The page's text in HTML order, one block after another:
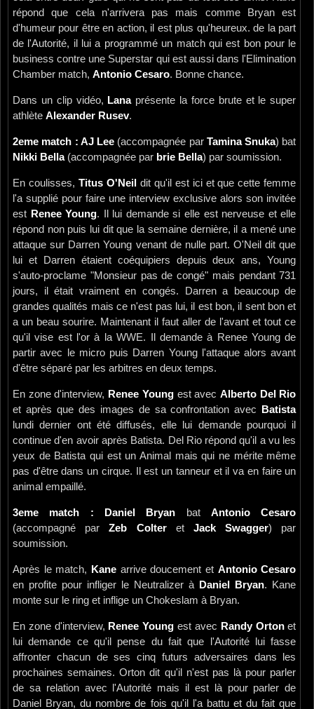
répond que cela n'arrivera pas mais comme Bryan est
d'humeur pour être en action, il est plus qu'heureux. de la part
de l'Autorité, il lui a programmé un match qui est bon pour le
business contre une Superstar qui est aussi dans l'Elimination
Chamber match, Antonio Cesaro. Bonne chance.
Dans un clip vidéo, Lanaprésente la force brute et le super
athlète Alexander Rusev.
2eme match : AJ Lee (accompagnée par Tamina Snuka) bat
Nikki Bella(accompagnée par brie Bella) par soumission.
En coulisses, Titus O'Neil dit qu'il est ici et que cette femme
l'a supplié pour faire une interview exclusive alors son invitée
est Renee Young. Il lui demande si elle est nerveuse et elle
répond non puis lui dit que la semaine dernière, il a mené une
attaque sur Darren Young venant de nulle part. O'Neil dit que
lui et Darren étaient coéquipiers depuis deux ans, Young
s'auto-proclame "Monsieur pas de congé" mais pendant 731
jours, il était vraiment en congés. Darren a beaucoup de
grandes qualités mais ce n'est pas lui, il est bon, il sent bon et
a un beau sourire. Maintenant il faut aller de l'avant et tout ce
qu'il vise est l'or à la WWE. Il demande à Renee Young de
partir avec le micro puis Darren Young l'attaque alors avant
d'être séparé par les arbitres en deux temps.
En zone d'interview, Renee Youngest avec Alberto Del Rio
et après que des images de sa confrontation avec
Batista
lundi dernier ont été diffusés, elle lui demande pourquoi il
continue d'en avoir après Batista. Del Rio répond qu'il a vu les
yeux de Batista qui est un Animal mais qui ne mérite même
pas d'être dans un cirque. Il est un tanneur et il va en faire un
animal empaillé.
3eme match : Daniel Bryan bat Antonio Cesaro
(accompagné parZeb Colteret Jack Swagger) par
soumission.
Après le match, Kane arrive doucement et Antonio Cesaro
en profite pour infliger le Neutralizer à
Daniel Bryan. Kane
monte sur le ring et inflige un Chokeslam à Bryan.
En zone d'interview, Renee Young est avec Randy Ortonet
lui demande ce qu'il pense du fait que l'Autorité lui fasse
affronter chacun de ses cinq futurs adversaires dans les
prochaines semaines. Orton dit qu'il n'est pas là pour parler
de sa relation avec l'Autorité mais il est là pour parler de
Daniel Bryan, du nombre de fois qu'il l'a battu et du fait que